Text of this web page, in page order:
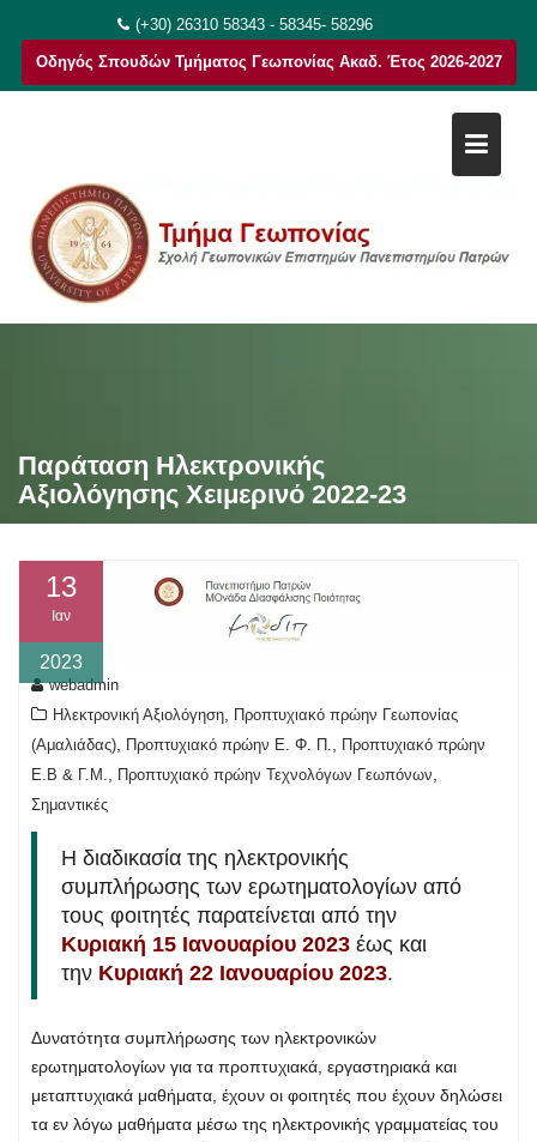
στο
περιεχόμενο
(+30) 26310 58343 - 58345- 58296
Οδηγός Σπουδών Τμήματος Γεωπονίας Ακαδ. Έτος 2026-2027
Παράταση Ηλεκτρονικής
Αξιολόγησης Χειμερινό 2022-23
13
Ιαν
2023
webadmin
Ηλεκτρονική Αξιολόγηση
Προπτυχιακό πρώην Γεωπονίας
(Αμαλιάδας)
Προπτυχιακό πρώην Ε. Φ. Π.
Προπτυχιακό πρώην
Ε.Β & Γ.Μ.
Προπτυχιακό πρώην Τεχνολόγων Γεωπόνων
Σημαντικές
Η διαδικασία της ηλεκτρονικής
συμπλήρωσης των ερωτηματολογίων από
τους φοιτητές παρατείνεται από την
Κυριακή 15 Ιανουαρίου 2023 έως και
την Κυριακή 22 Ιανουαρίου 2023.
Δυνατότητα συμπλήρωσης των ηλεκτρονικών
ερωτηματολογίων για τα προπτυχιακά, εργαστηριακά και
μεταπτυχιακά μαθήματα, έχουν οι φοιτητές που έχουν δηλώσει
τα εν λόγω μαθήματα μέσω της ηλεκτρονικής γραμματείας του